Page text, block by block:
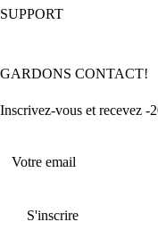
Condition Générales de
Le Guide Ultime de la
SUPPORT
FAQ
Contactez-Nous
GARDONS CONTACT!
Inscrivez-vous et recevez -
Votre email
S'inscrire